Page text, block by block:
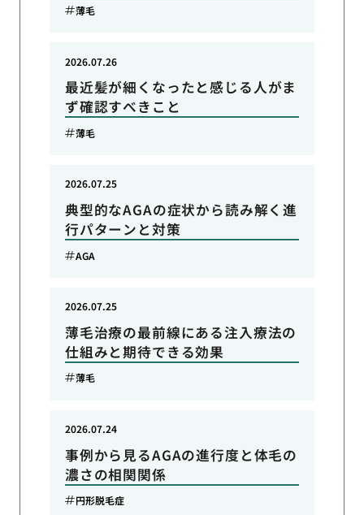
薄毛
最近髪が細くなったと感じる人がま
ず確認すべきこと
2026.07.26
薄毛
典型的なAGAの症状から読み解く進
行パターンと対策
2026.07.25
AGA
薄毛治療の最前線にある注入療法の
仕組みと期待できる効果
2026.07.25
薄毛
事例から見るAGAの進行度と体毛の
濃さの相関関係
2026.07.24
円形脱毛症